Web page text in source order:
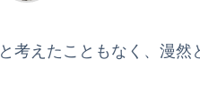
と考えたこともなく、漫然